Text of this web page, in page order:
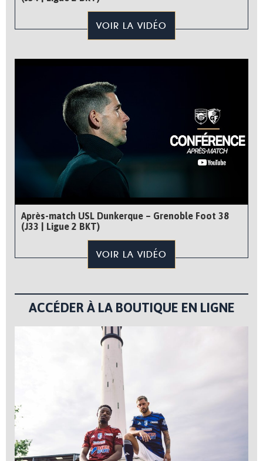
VOIR LA VIDÉO
Après-match USL Dunkerque – Grenoble Foot 38
(J33 | Ligue 2 BKT)
VOIR LA VIDÉO
ACCÉDER À LA BOUTIQUE EN LIGNE